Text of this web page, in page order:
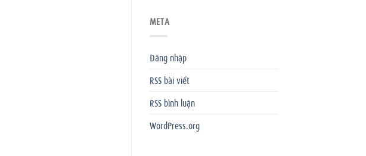
META
Đăng nhập
RSS bài viết
RSS bình luận
WordPress.org